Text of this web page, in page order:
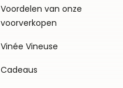
Voordelen van onze
voorverkopen
Vinée Vineuse
Cadeaus